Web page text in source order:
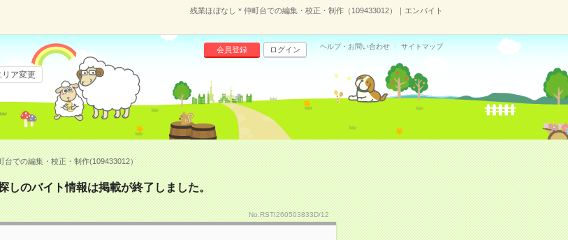
残業ほぼなし＊仲町台での編集・校正・制作（109433012）｜エンバイト
会員登録 ログイン ヘルプ・お問い合わせ サイトマップ
リア変更
台での編集・校正・制作(109433012）
しのバイト情報は掲載が終了しました。
No.RSTI260503833D/12